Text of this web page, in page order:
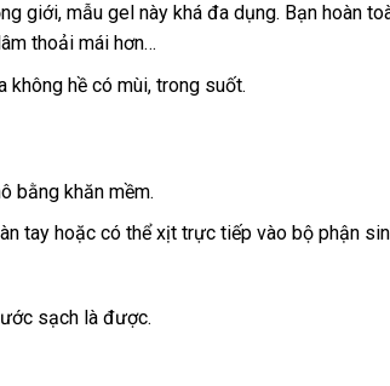
giới, mẫu gel này khá đa dụng. Bạn hoàn
thoải mái hơn…
hề có mùi, trong suốt.
bằng khăn mềm.
tay hoặc có thể xịt trực tiếp vào bộ phận
sạch là được.